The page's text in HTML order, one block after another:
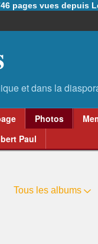
pages vues depuis
Photos
Paul
Tous les albums